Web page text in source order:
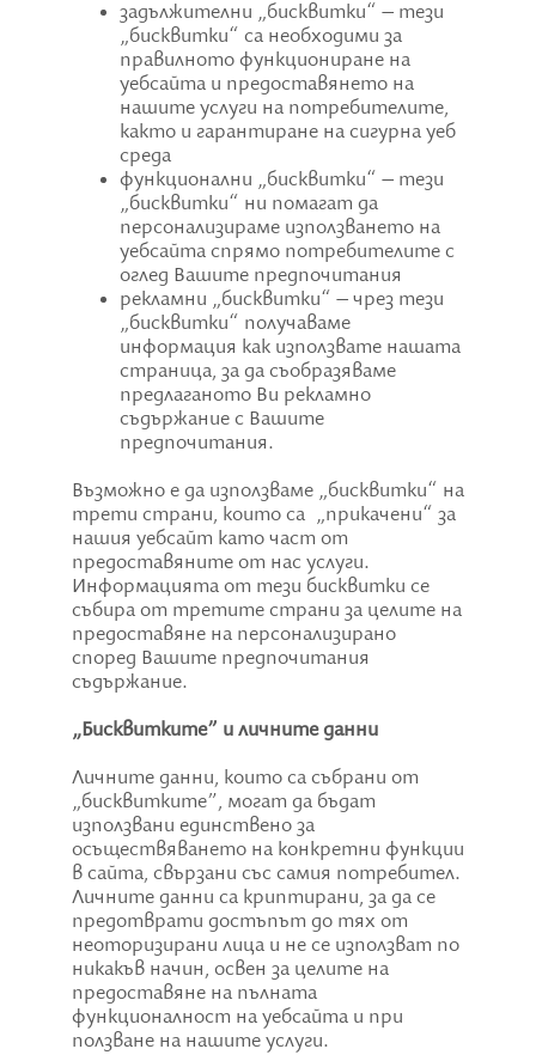
задължителни „бисквитки“ – тези
„бисквитки“ са необходими за
правилното функциониране на
уебсайта и предоставянето на
нашите услуги на потребителите,
както и гарантиране на сигурна уеб
среда
функционални „бисквитки“ – тези
„бисквитки“ ни помагат да
персонализираме използването на
уебсайта спрямо потребителите с
оглед Вашите предпочитания
рекламни „бисквитки“ – чрез тези
„бисквитки“ получаваме
информация как използвате нашата
страница, за да съобразяваме
предлаганото Ви рекламно
съдържание с Вашите
предпочитания.
Възможно е да използваме „бисквитки“ на
трети страни, които са „прикачени“ за
нашия уебсайт като част от
предоставяните от нас услуги.
Информацията от тези бисквитки се
събира от третите страни за целите на
предоставяне на персонализирано
според Вашите предпочитания
съдържание.
„Бисквитките” и личните данни
Личните данни, които са събрани от
„бисквитките”, могат да бъдат
използвани единствено за
осъществяването на конкретни функции
в сайта, свързани със самия потребител.
Личните данни са криптирани, за да се
предотврати достъпът до тях от
неоторизирани лица и не се използват по
никакъв начин, освен за целите на
предоставяне на пълната
функционалност на уебсайта и при
ползване на нашите услуги.